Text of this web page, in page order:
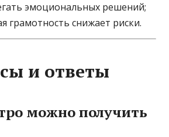
эмоциональных решений;
грамотность снижает риски.
и ответы
можно получить